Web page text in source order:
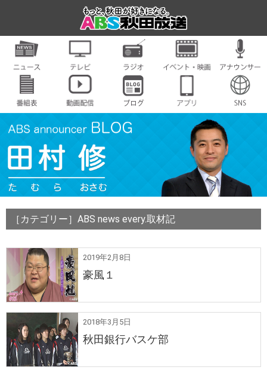
［カテゴリー］ABS news every.取材記
2019年2月8日
豪風１
2018年3月5日
秋田銀行バスケ部